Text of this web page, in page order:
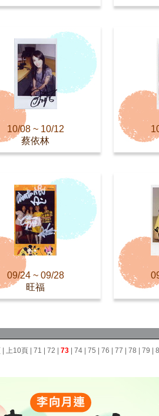
10/08 ~ 10/12
蔡依林
09/24 ~ 09/28
旺福
上10頁 71 72 73 74 75 76 77 78 79